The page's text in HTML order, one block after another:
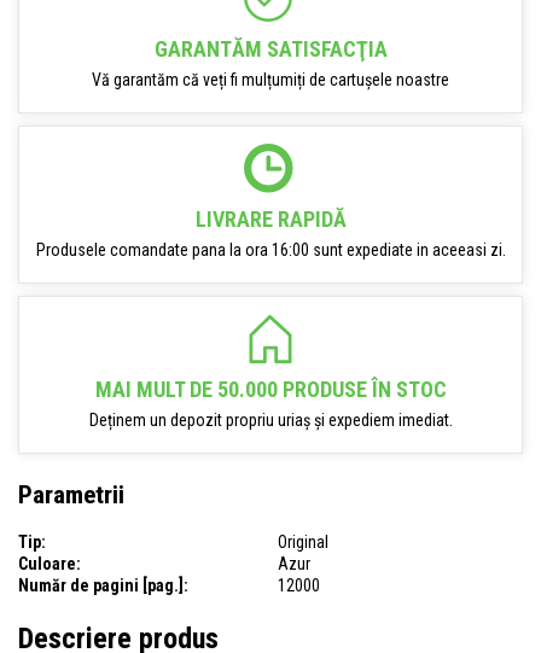
GARANTĂM SATISFACŢIA
Vă garantăm că veți fi mulțumiți de cartușele noastre
LIVRARE RAPIDĂ
Produsele comandate pana la ora 16:00 sunt expediate in aceeasi zi.
MAI MULT DE 50.000 PRODUSE ÎN STOC
Deținem un depozit propriu uriaș și expediem imediat.
Parametrii
Tip:
Original
Culoare:
Azur
Număr de pagini [pag.]:
12000
Descriere produs